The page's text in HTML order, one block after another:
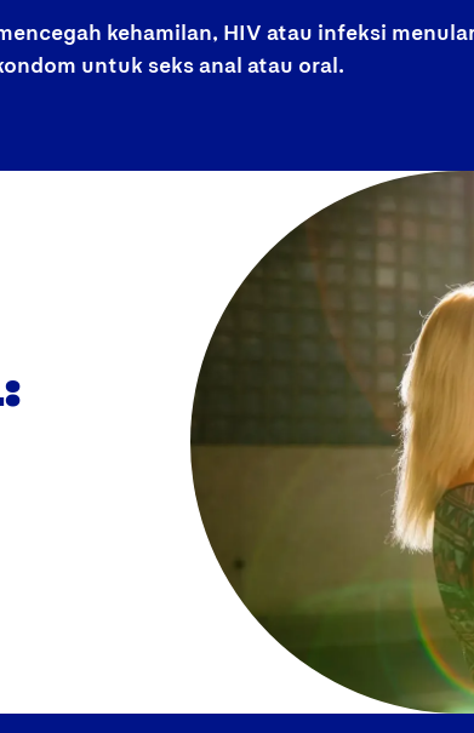
kehamilan, HIV atau infeksi
untuk seks anal atau oral.